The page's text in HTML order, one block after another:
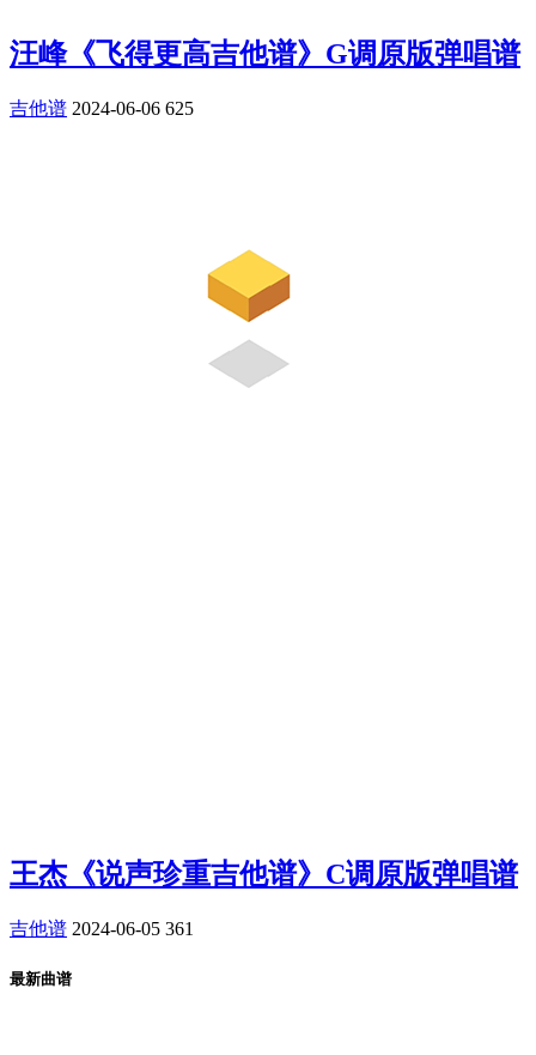
汪峰《飞得更高吉他谱》G调原版弹唱谱
吉他谱 2024-06-06 625
王杰《说声珍重吉他谱》C调原版弹唱谱
吉他谱 2024-06-05 361
最新曲谱